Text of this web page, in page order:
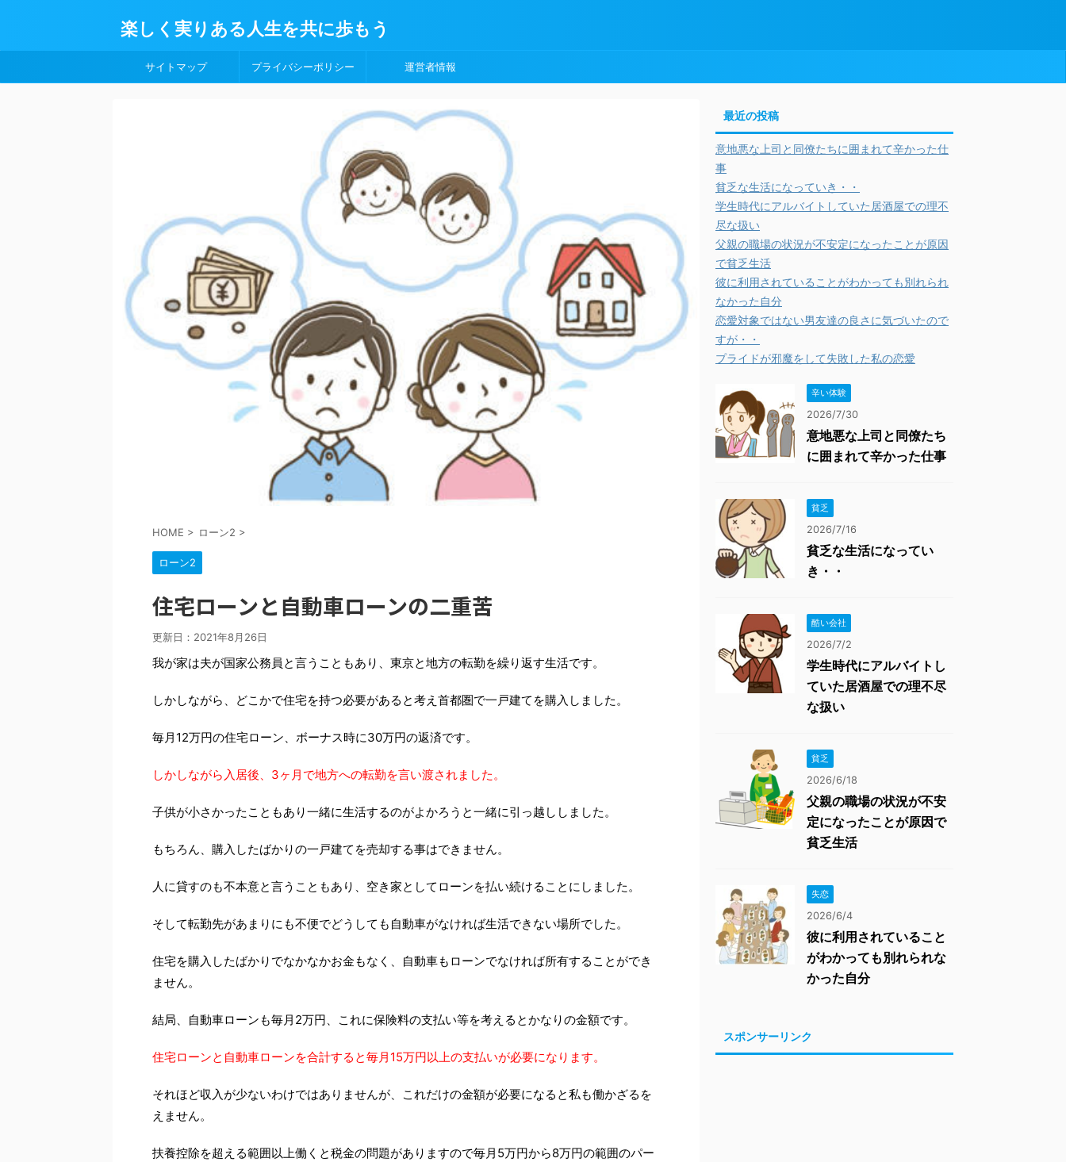
楽しく実りある人生を共に歩もう
サイトマップ プライバシーポリシー 運営者情報
HOME > ローン2 >
ローン2
住宅ローンと自動車ローンの二重苦
更新日： 2021年8月26日
我が家は夫が国家公務員と言うこともあり、東京と地方の転勤を繰り返す生活です。
しかしながら、どこかで住宅を持つ必要があると考え首都圏で一戸建てを購入しました。
毎月12万円の住宅ローン、ボーナス時に30万円の返済です。
しかしながら入居後、3ヶ月で地方への転勤を言い渡されました。
子供が小さかったこともあり一緒に生活するのがよかろうと一緒に引っ越ししました。
もちろん、購入したばかりの一戸建てを売却する事はできません。
人に貸すのも不本意と言うこともあり、空き家としてローンを払い続けることにしました。
そして転勤先があまりにも不便でどうしても自動車がなければ生活できない場所でした。
住宅を購入したばかりでなかなかお金もなく、自動車もローンでなければ所有することができ
ません。
結局、自動車ローンも毎月2万円、これに保険料の支払い等を考えるとかなりの金額です。
住宅ローンと自動車ローンを合計すると毎月15万円以上の支払いが必要になります。
それほど収入が少ないわけではありませんが、これだけの金額が必要になると私も働かざるを
えません。
扶養控除を超える範囲以上働くと税金の問題がありますので毎月5万円から8万円の範囲のパー
最近の投稿
意地悪な上司と同僚たちに囲まれて辛かった仕
事
貧乏な生活になっていき・・
学生時代にアルバイトしていた居酒屋での理不
尽な扱い
父親の職場の状況が不安定になったことが原因
で貧乏生活
彼に利用されていることがわかっても別れられ
なかった自分
恋愛対象ではない男友達の良さに気づいたので
すが・・
プライドが邪魔をして失敗した私の恋愛
辛い体験
2026/7/30
意地悪な上司と同僚たち
に囲まれて辛かった仕事
貧乏
2026/7/16
貧乏な生活になってい
き・・
酷い会社
2026/7/2
学生時代にアルバイトし
ていた居酒屋での理不尽
な扱い
貧乏
2026/6/18
父親の職場の状況が不安
定になったことが原因で
貧乏生活
失恋
2026/6/4
彼に利用されていること
がわかっても別れられな
かった自分
スポンサーリンク